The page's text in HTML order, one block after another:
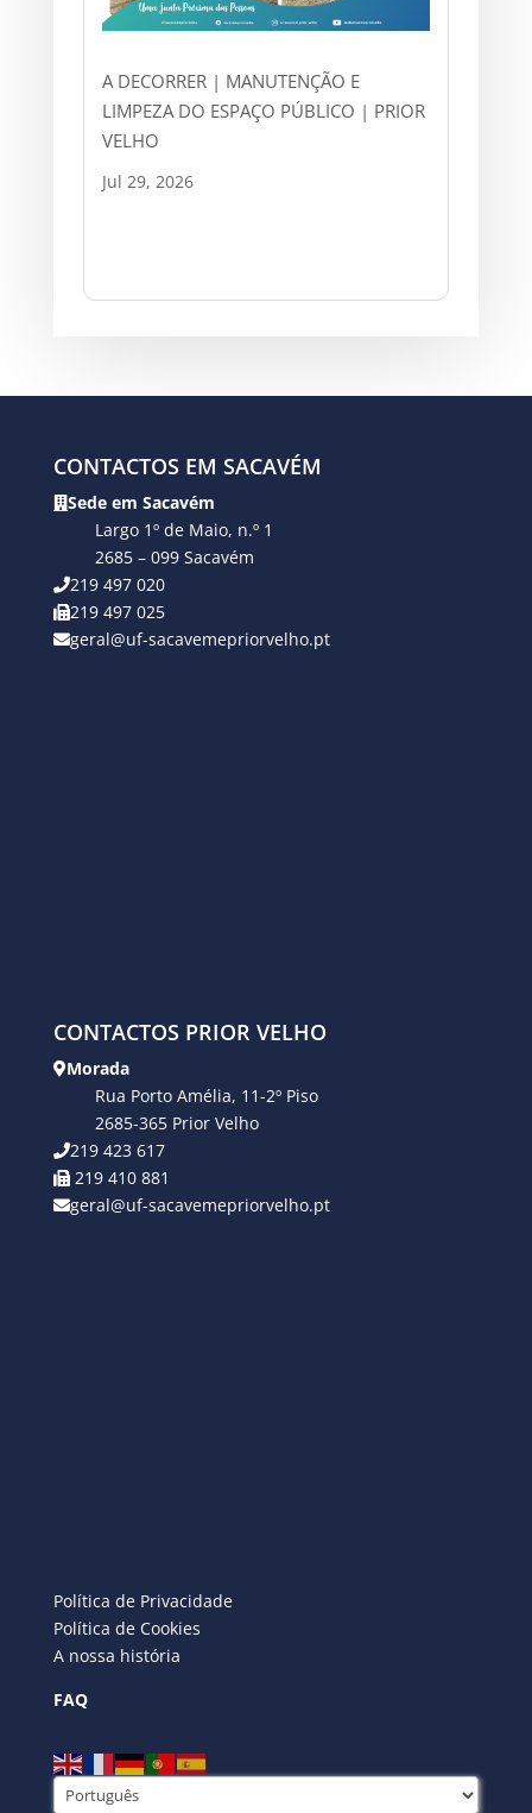
A DECORRER | MANUTENÇÃO E
LIMPEZA DO ESPAÇO PÚBLICO | PRIOR
VELHO
Jul 29, 2026
CONTACTOS EM SACAVÉM
Sede em Sacavém
Largo 1º de Maio, n.º 1
2685 – 099 Sacavém
219 497 020
219 497 025
geral@uf-sacavemepriorvelho.pt
CONTACTOS PRIOR VELHO
Morada
Rua Porto Amélia, 11-2º Piso
2685-365 Prior Velho
219 423 617
219 410 881
geral@uf-sacavemepriorvelho.pt
Política de Privacidade
Política de Cookies
A nossa história
FAQ